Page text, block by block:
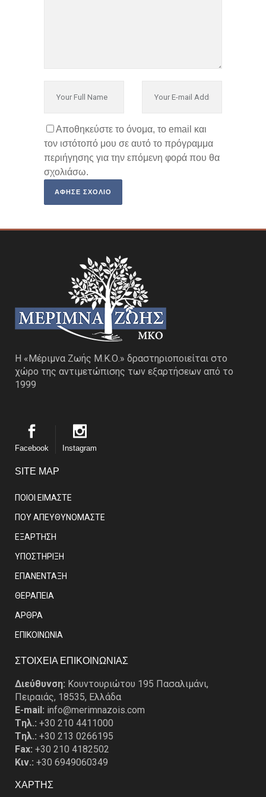
Αποθηκεύστε το όνομα, το email και
τον ιστότοπό μου σε αυτό το πρόγραμμα
περιήγησης για την επόμενη φορά που θα
σχολιάσω.
Η «Μέριμνα Ζωής Μ.Κ.Ο.» δραστηριοποιείται στο
χώρο της αντιμετώπισης των εξαρτήσεων από το
1999
Facebook Instagram
SITE MAP
ΠΟΙΟΙ ΕΙΜΑΣΤE
ΠΟΥ ΑΠΕΥΘΥΝΟΜΑΣΤΕ
ΕΞΑΡΤΗΣΗ
ΥΠΟΣΤΗΡΙΞΗ
ΕΠΑΝΕΝΤΑΞΗ
ΘΕΡΑΠΕΙΑ
ΑΡΘΡΑ
EΠΙΚΟΙΝΩΝΙΑ
ΣΤΟΙΧΕΙΑ ΕΠΙΚΟΙΝΩΝΙΑΣ
Διεύθυνση: Κουντουριώτου 195 Πασαλιμάνι,
Πειραιάς, 18535, Ελλάδα
E-mail: info@merimnazois.com
Tηλ.: +30 210 4411000
Tηλ.: +30 213 0266195
Fax: +30 210 4182502
Κιν.: +30 6949060349
ΧΑΡΤΗΣ